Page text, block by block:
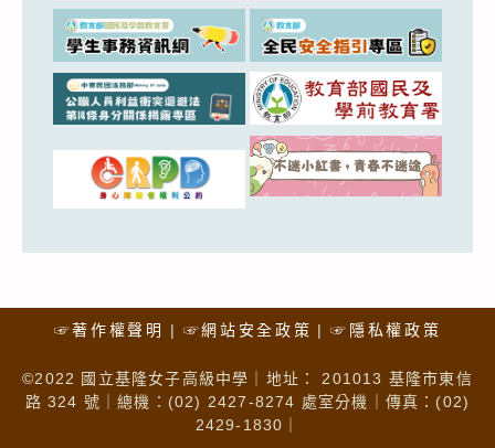
☞著作權聲明 ☞網站安全政策 ☞隱私權政策
©2022 國立基隆女子高級中學｜地址： 201013 基隆市東信
路 324 號｜總機：(02) 2427-8274 處室分機｜傳真：(02)
2429-1830｜